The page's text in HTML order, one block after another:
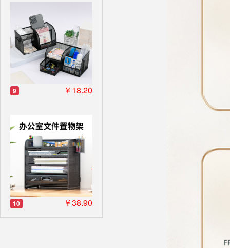
9 ￥18.20
10 ￥38.90